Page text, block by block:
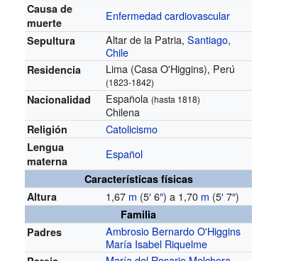
Causa de
muerte
Enfermedad cardiovascular
Sepultura Altar de la Patria,Santiago,
Chile
Residencia Lima (Casa O'Higgins), Perú
(1823-1842)
Nacionalidad Española (hasta 1818)
Chilena
Religión Catolicismo
Lengua
materna
Español
Características físicas
Altura
1,67 m (5′6″) a 1,70 m (5′7″)
Familia
Padres
Ambrosio Bernardo O'Higgins
María Isabel Riquelme